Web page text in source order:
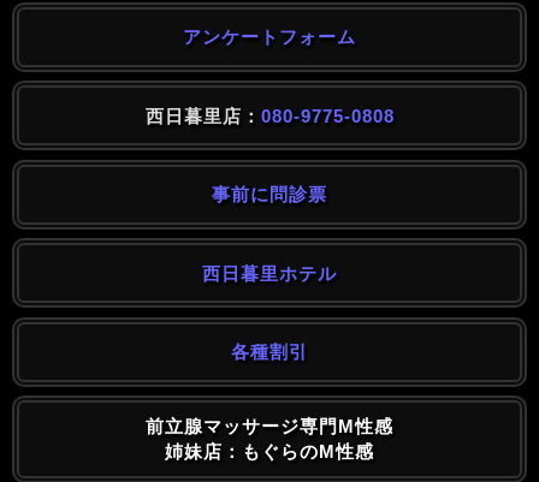
アンケートフォーム
西日暮里店： 080-9775-0808
事前に問診票
西日暮里ホテル
各種割引
前立腺マッサージ専門M性感
姉妹店：もぐらのM性感